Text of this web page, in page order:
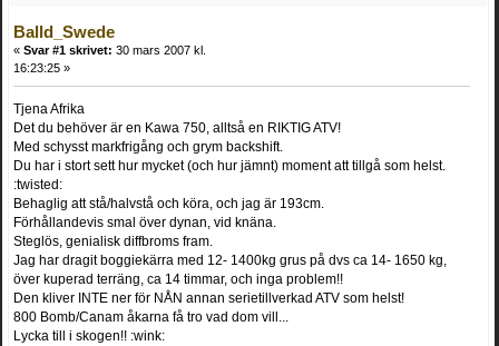
Balld_Swede
« Svar #1 skrivet: 30 mars 2007 kl.
16:23:25 »
Tjena Afrika
Det du behöver är en Kawa 750, alltså en RIKTIG ATV!
Med schysst markfrigång och grym backshift.
Du har i stort sett hur mycket (och hur jämnt) moment att tillgå som helst.
:twisted:
Behaglig att stå/halvstå och köra, och jag är 193cm.
Förhållandevis smal över dynan, vid knäna.
Steglös, genialisk diffbroms fram.
Jag har dragit boggiekärra med 12- 1400kg grus på dvs ca 14- 1650 kg,
över kuperad terräng, ca 14 timmar, och inga problem!!
Den kliver INTE ner för NÅN annan serietillverkad ATV som helst!
800 Bomb/Canam åkarna få tro vad dom vill...
Lycka till i skogen!! :wink: